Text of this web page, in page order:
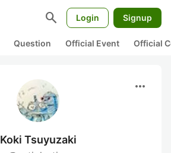
search Login Signup
Question Official Event Official
more_horiz
Koki Tsuyuzaki